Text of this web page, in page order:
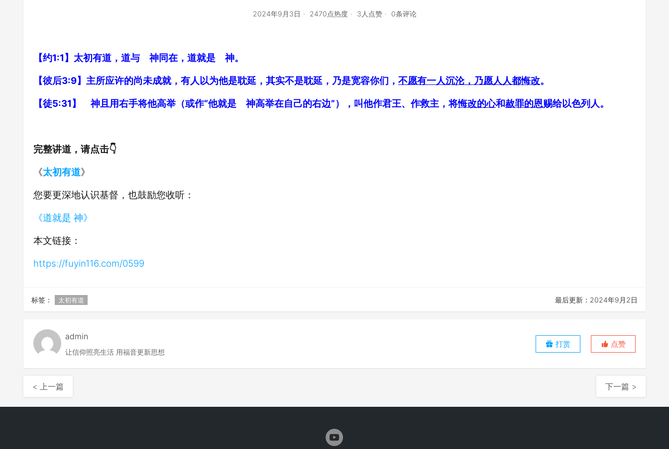
2024年9月3日 2470点热度 3人点赞 0条评论
【约1:1】太初有道，道与 神同在，道就是 神。
【彼后3:9】主所应许的尚未成就，有人以为他是耽延，其实不是耽延，乃是宽容你们， 不愿有一人沉沦，乃愿人人都悔改。
【徒5:31】 神且用右手将他高举（或作“他就是 神高举在自己的右边”），叫他作君王、作救主，将悔改的心和赦罪的恩赐给以色列人。
完整讲道，请点击👇
《太初有道》
您要更深地认识基督，也鼓励您收听：
《道就是 神》
本文链接：
https://fuyin116.com/0599
标签： 太初有道 最后更新：2024年9月2日
admin
让信仰照亮生活 用福音更新思想
打赏 点赞
< 上一篇 下一篇 >